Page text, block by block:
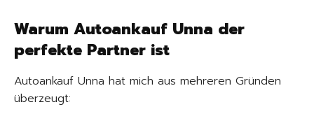
Warum Autoankauf Unna der
perfekte Partner ist
Autoankauf Unna hat mich aus mehreren Gründen
überzeugt: